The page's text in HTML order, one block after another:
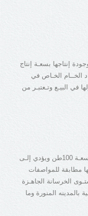
إنتاجها بسعـة إنتاج
الخــام الخـاص في
في البيـع وتـعتبـر من
تم تركيب مصـنـع الـثـلج الـماني " كي تي آي" بسعـة 100طن ويؤدي إلـى
مطابقة للمواصفات
الخرسانة الجاهـزة
بالمدينه المنورة وما